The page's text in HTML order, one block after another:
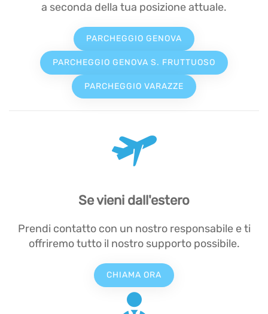
a seconda della tua posizione attuale.
PARCHEGGIO GENOVA
PARCHEGGIO GENOVA S. FRUTTUOSO
PARCHEGGIO VARAZZE
Se vieni dall'estero
Prendi contatto con un nostro responsabile e ti
offriremo tutto il nostro supporto possibile.
CHIAMA ORA